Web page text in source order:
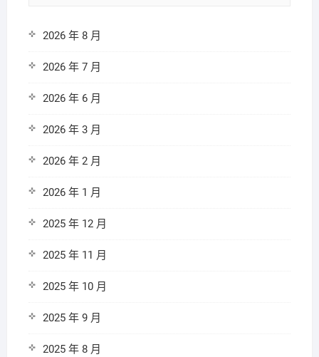
2026 年 8 月
2026 年 7 月
2026 年 6 月
2026 年 3 月
2026 年 2 月
2026 年 1 月
2025 年 12 月
2025 年 11 月
2025 年 10 月
2025 年 9 月
2025 年 8 月